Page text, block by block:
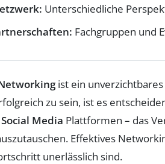
Unterschiedliche
Fachgruppen und
ist ein
zu sein, ist es
Social Media Plattformen – das
Effektives
unerlässlich sind.